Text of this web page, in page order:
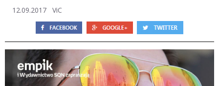
12.09.2017 ViC